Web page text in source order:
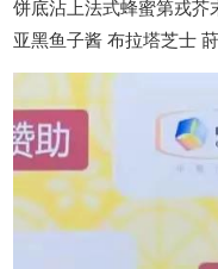
饼底沾上法式蜂蜜第戎芥
亚黑鱼子酱 布拉塔芝士